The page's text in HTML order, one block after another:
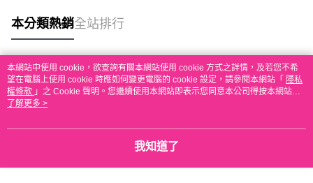
本分類熱銷全站排行
熱門標籤
本網站中使用 cookie，欲查詢有關本網站使用 cookie 方式之詳情，及若您不希
望在電腦上使用 cookie 時應如何變更電腦的 cookie 設定，請參閱本網站「 隱私
權條款 」之 Cookie 聲明。您繼續使用本網站即表示您同意本公司得按本網站使
用條款之 Cookie 聲明使用 cookie。
了解更多 >
我知道了